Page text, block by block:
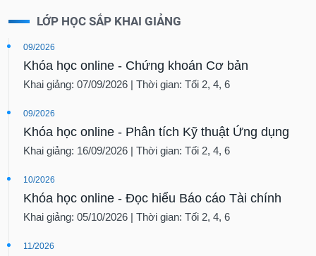
LỚP HỌC SẮP KHAI GIẢNG
09/2026
Khóa học online - Chứng khoán Cơ bản
Khai giảng: 07/09/2026 | Thời gian: Tối 2, 4, 6
09/2026
Khóa học online - Phân tích Kỹ thuật Ứng dụng
Khai giảng: 16/09/2026 | Thời gian: Tối 2, 4, 6
10/2026
Khóa học online - Đọc hiểu Báo cáo Tài chính
Khai giảng: 05/10/2026 | Thời gian: Tối 2, 4, 6
11/2026